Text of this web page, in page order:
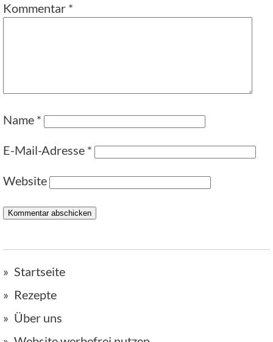
Kommentar *
Name *
E-Mail-Adresse *
Website
Startseite
Rezepte
Über uns